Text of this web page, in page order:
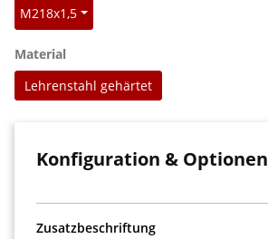
M218x1,5
Materialauswählen
Lehrenstahl gehärtet
Konfiguration & Optionen
Zusatzbeschriftung